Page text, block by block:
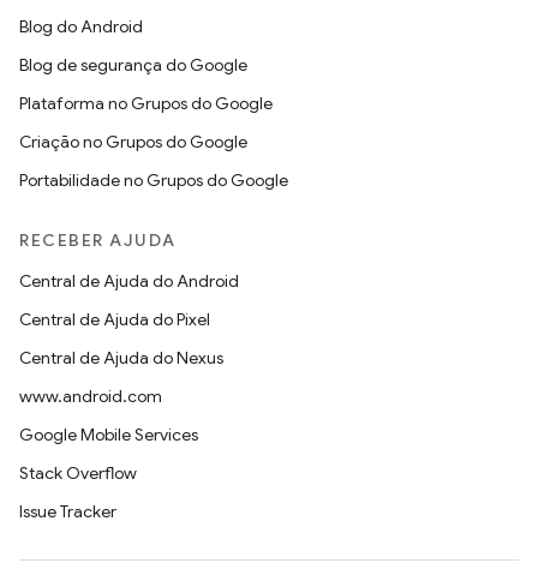
Blog do Android
Blog de segurança do Google
Plataforma no Grupos do Google
Criação no Grupos do Google
Portabilidade no Grupos do Google
RECEBER AJUDA
Central de Ajuda do Android
Central de Ajuda do Pixel
Central de Ajuda do Nexus
www.android.com
Google Mobile Services
Stack Overflow
Issue Tracker